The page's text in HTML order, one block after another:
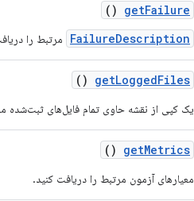
getFailure
()
FailureDescription
مرتبط را
getLoggedFiles
()
یک کپی از نقشه حاوی تمام فایل‌های ثبت‌شده
getMetrics
()
معیارهای آزمون مرتبط را دریافت کنید.